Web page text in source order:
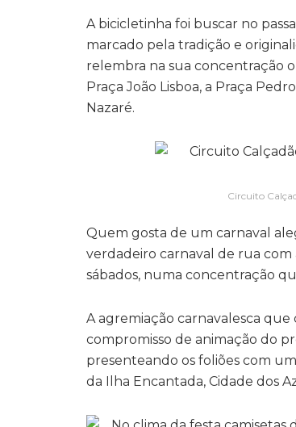
A bicicletinha foi buscar no
marcado pela tradição e
relembra na sua concentração
Praça João Lisboa, a Praça
Nazaré.
Circuito
Quem gosta de um carnaval
verdadeiro carnaval de rua com
sábados, numa concentração
A agremiação carnavalesca
compromisso de animação do
presenteando os foliões com
da Ilha Encantada, Cidade dos